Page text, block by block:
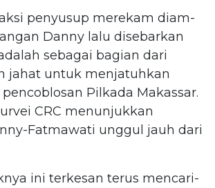
penyusup merekam diam-
Danny lalu disebarkan
sebagai bagian dari
jahat untuk menjatuhkan
Pilkada Makassar.
CRC menunjukkan
Fatmawati unggul jauh dari
ini terkesan terus mencari-